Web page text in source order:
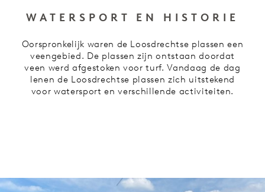
WATERSPORT EN HISTORIE
Oorspronkelijk waren de Loosdrechtse plassen een
veengebied. De plassen zijn ontstaan doordat
veen werd afgestoken voor turf. Vandaag de dag
lenen de Loosdrechtse plassen zich uitstekend
voor watersport en verschillende activiteiten.